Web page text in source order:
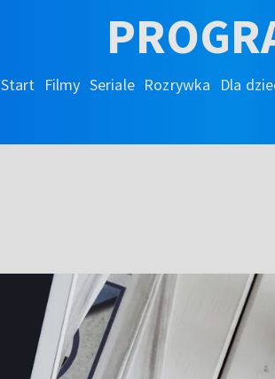
Start Filmy Seriale Rozrywka Dla